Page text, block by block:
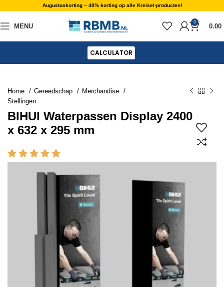
Augustuskorting – 40% korting op alle Kreisel-producten!
MENU
0
0.00
CALCULATOR
Home Gereedschap
Merchandise
Stellingen
BIHUI Waterpassen Display 2400
x 632 x 295 mm